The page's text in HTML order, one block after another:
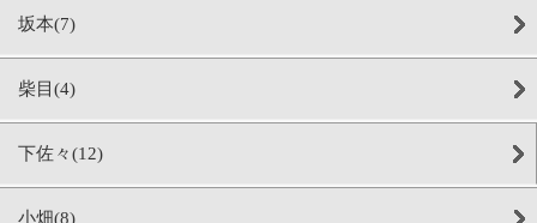
坂本(7)
柴目(4)
下佐々(12)
小畑(8)